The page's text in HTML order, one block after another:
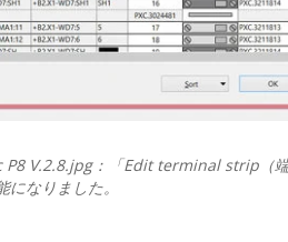
V.2.8.jpg：「Edit terminal strip（
になりました。